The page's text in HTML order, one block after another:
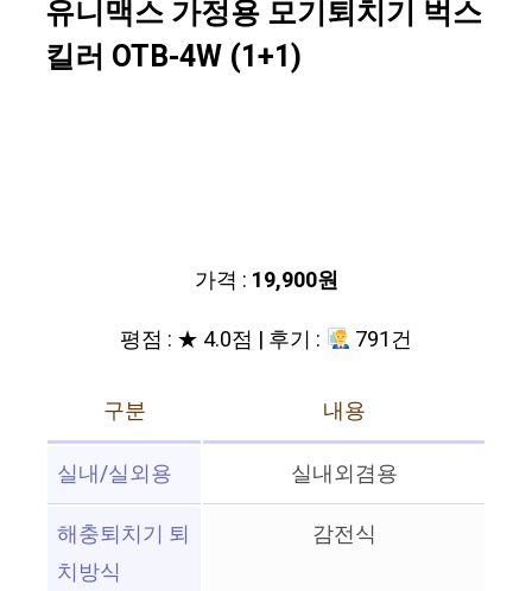
유니맥스 가정용 모기퇴치기 벅스
킬러 OTB-4W (1+1)
가격 : 19,900원
평점 : ★ 4.0점 | 후기 :
791건
구분
내용
실내/실외용
실내외겸용
해충퇴치기 퇴
치방식
감전식